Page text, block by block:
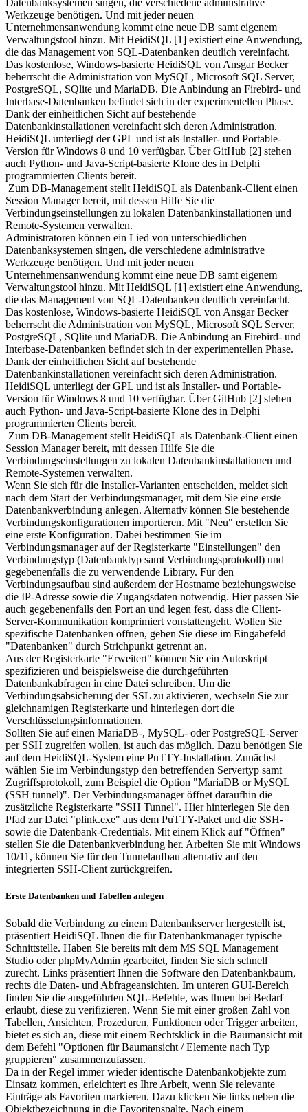
Datenbanksystemen singen, die verschiedene administrative
Werkzeuge benötigen. Und mit jeder neuen
Unternehmensanwendung kommt eine neue DB samt eigenem
Verwaltungstool hinzu. Mit HeidiSQL [1] existiert eine Anwendung,
die das Management von SQL-Datenbanken deutlich vereinfacht.
Das kostenlose, Windows-basierte HeidiSQL von Ansgar Becker
beherrscht die Administration von MySQL, Microsoft SQL Server,
PostgreSQL, SQlite und MariaDB. Die Anbindung an Firebird- und
Interbase-Datenbanken befindet sich in der experimentellen Phase.
Dank der einheitlichen Sicht auf bestehende
Datenbankinstallationen vereinfacht sich deren Administration.
HeidiSQL unterliegt der GPL und ist als Installer- und Portable-
Version für Windows 8 und 10 verfügbar. Über GitHub [2] stehen
auch Python- und Java-Script-basierte Klone des in Delphi
programmierten Clients bereit.
Zum DB-Management stellt HeidiSQL als Datenbank-Client einen
Session Manager bereit, mit dessen Hilfe Sie die
Verbindungseinstellungen zu lokalen Datenbankinstallationen und
Remote-Systemen verwalten.
Administratoren können ein Lied von unterschiedlichen
Datenbanksystemen singen, die verschiedene administrative
Werkzeuge benötigen. Und mit jeder neuen
Unternehmensanwendung kommt eine neue DB samt eigenem
Verwaltungstool hinzu. Mit HeidiSQL [1] existiert eine Anwendung,
die das Management von SQL-Datenbanken deutlich vereinfacht.
Das kostenlose, Windows-basierte HeidiSQL von Ansgar Becker
beherrscht die Administration von MySQL, Microsoft SQL Server,
PostgreSQL, SQlite und MariaDB. Die Anbindung an Firebird- und
Interbase-Datenbanken befindet sich in der experimentellen Phase.
Dank der einheitlichen Sicht auf bestehende
Datenbankinstallationen vereinfacht sich deren Administration.
HeidiSQL unterliegt der GPL und ist als Installer- und Portable-
Version für Windows 8 und 10 verfügbar. Über GitHub [2] stehen
auch Python- und Java-Script-basierte Klone des in Delphi
programmierten Clients bereit.
Zum DB-Management stellt HeidiSQL als Datenbank-Client einen
Session Manager bereit, mit dessen Hilfe Sie die
Verbindungseinstellungen zu lokalen Datenbankinstallationen und
Remote-Systemen verwalten.
Wenn Sie sich für die Installer-Varianten entscheiden, meldet sich
nach dem Start der Verbindungsmanager, mit dem Sie eine erste
Datenbankverbindung anlegen. Alternativ können Sie bestehende
Verbindungskonfigurationen importieren. Mit "Neu" erstellen Sie
eine erste Konfiguration. Dabei bestimmen Sie im
Verbindungsmanager auf der Registerkarte "Einstellungen" den
Verbindungstyp (Datenbanktyp samt Verbindungsprotokoll) und
gegebenenfalls die zu verwendende Library. Für den
Verbindungsaufbau sind außerdem der Hostname beziehungsweise
die IP-Adresse sowie die Zugangsdaten notwendig. Hier passen Sie
auch gegebenenfalls den Port an und legen fest, dass die Client-
Server-Kommunikation komprimiert vonstattengeht. Wollen Sie
spezifische Datenbanken öffnen, geben Sie diese im Eingabefeld
"Datenbanken" durch Strichpunkt getrennt an.
Aus der Registerkarte "Erweitert" können Sie ein Autoskript
spezifizieren und beispielsweise die durchgeführten
Datenbankabfragen in eine Datei schreiben. Um die
Verbindungsabsicherung der SSL zu aktivieren, wechseln Sie zur
gleichnamigen Registerkarte und hinterlegen dort die
Verschlüsselungsinformationen.
Sollten Sie auf einen MariaDB-, MySQL- oder PostgreSQL-Server
per SSH zugreifen wollen, ist auch das möglich. Dazu benötigen Sie
auf dem HeidiSQL-System eine PuTTY-Installation. Zunächst
wählen Sie im Verbindungstyp den betreffenden Servertyp samt
Zugriffsprotokoll, zum Beispiel die Option "MariaDB or MySQL
(SSH tunnel)". Der Verbindungsmanager öffnet daraufhin die
zusätzliche Registerkarte "SSH Tunnel". Hier hinterlegen Sie den
Pfad zur Datei "plink.exe" aus dem PuTTY-Paket und die SSH-
sowie die Datenbank-Credentials. Mit einem Klick auf "Öffnen"
stellen Sie die Datenbankverbindung her. Arbeiten Sie mit Windows
10/11, können Sie für den Tunnelaufbau alternativ auf den
integrierten SSH-Client zurückgreifen.
Erste Datenbanken und Tabellen anlegen
Sobald die Verbindung zu einem Datenbankserver hergestellt ist,
präsentiert HeidiSQL Ihnen die für Datenbankmanager typische
Schnittstelle. Haben Sie bereits mit dem MS SQL Management
Studio oder phpMyAdmin gearbeitet, finden Sie sich schnell
zurecht. Links präsentiert Ihnen die Software den Datenbankbaum,
rechts die Daten- und Abfrageansichten. Im unteren GUI-Bereich
finden Sie die ausgeführten SQL-Befehle, was Ihnen bei Bedarf
erlaubt, diese zu verifizieren. Wenn Sie mit einer großen Zahl von
Tabellen, Ansichten, Prozeduren, Funktionen oder Trigger arbeiten,
bietet es sich an, diese mit einem Rechtsklick in die Baumansicht mit
dem Befehl "Optionen für Baumansicht / Elemente nach Typ
gruppieren" zusammenzufassen.
Da in der Regel immer wieder identische Datenbankobjekte zum
Einsatz kommen, erleichtert es Ihre Arbeit, wenn Sie relevante
Einträge als Favoriten markieren. Dazu klicken Sie links neben die
Objektbezeichnung in die Favoritenspalte. Nach einem